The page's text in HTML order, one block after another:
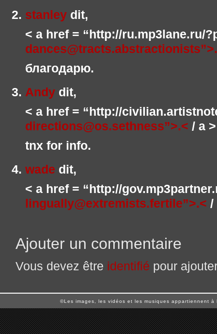
stanley dit,
< a href = “http://ru.mp3lane.ru/
благодарю.
Andy dit,
< a href = “http://
directions@os.sethness”>.< / a >
tnx for info.
wade dit,
< a href = “http://
lingually@extremists.fertile”>.< /
Ajouter un commentaire
Vous devez être identifié pour
©Les images, les vidéos et les musiques appartiennent